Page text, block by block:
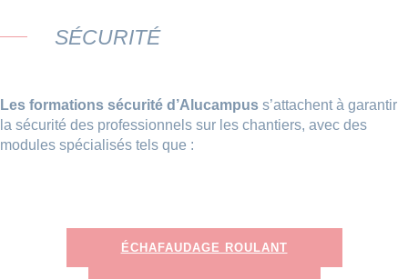
SÉCURITÉ
Les formations sécurité d’Alucampus s’attachent à garantir
la sécurité des professionnels sur les chantiers, avec des
modules spécialisés tels que :
ÉCHAFAUDAGE ROULANT